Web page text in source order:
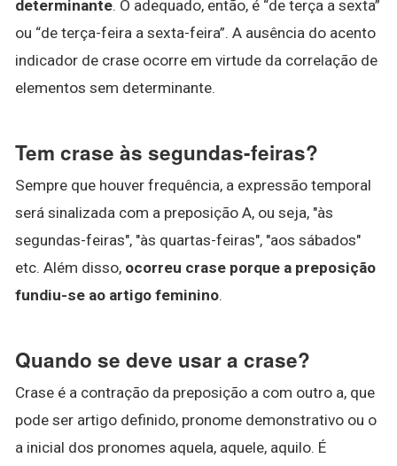
determinante. O adequado, então, é “de terça a sexta”
ou “de terça-feira a sexta-feira”. A ausência do acento
indicador de crase ocorre em virtude da correlação de
elementos sem determinante.
Tem crase às segundas-feiras?
Sempre que houver frequência, a expressão temporal
será sinalizada com a preposição A, ou seja, "às
segundas-feiras", "às quartas-feiras", "aos sábados"
etc. Além disso, ocorreu crase porque a preposição
fundiu-se ao artigo feminino.
Quando se deve usar a crase?
Crase é a contração da preposição a com outro a, que
pode ser artigo definido, pronome demonstrativo ou o
a inicial dos pronomes aquela, aquele, aquilo. É